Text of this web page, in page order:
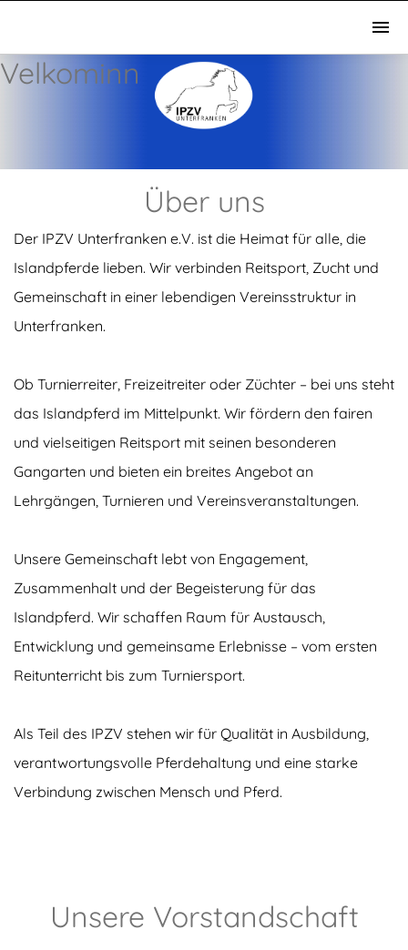
Velkominn
Über uns
Der IPZV Unterfranken e.V. ist die Heimat für alle, die
Islandpferde lieben. Wir verbinden Reitsport, Zucht und
Gemeinschaft in einer lebendigen Vereinsstruktur in
Unterfranken.
Ob Turnierreiter, Freizeitreiter oder Züchter – bei uns steht
das Islandpferd im Mittelpunkt. Wir fördern den fairen
und vielseitigen Reitsport mit seinen besonderen
Gangarten und bieten ein breites Angebot an
Lehrgängen, Turnieren und Vereinsveranstaltungen.
Unsere Gemeinschaft lebt von Engagement,
Zusammenhalt und der Begeisterung für das
Islandpferd. Wir schaffen Raum für Austausch,
Entwicklung und gemeinsame Erlebnisse – vom ersten
Reitunterricht bis zum Turniersport.
Als Teil des IPZV stehen wir für Qualität in Ausbildung,
verantwortungsvolle Pferdehaltung und eine starke
Verbindung zwischen Mensch und Pferd.
Unsere Vorstandschaft